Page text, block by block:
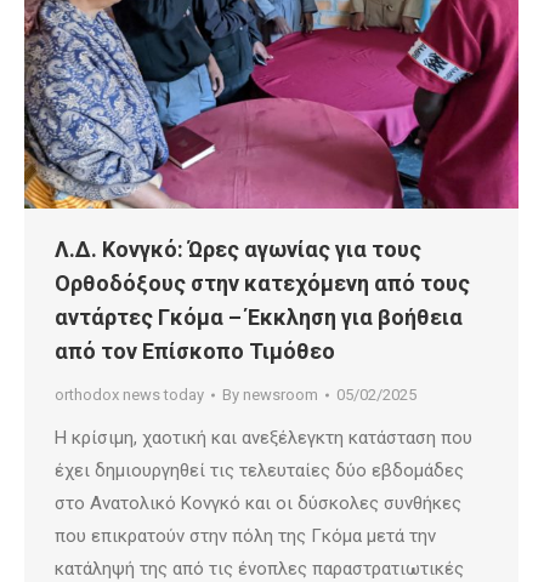
Λ.Δ. Κονγκό: Ώρες αγωνίας για τους
Ορθοδόξους στην κατεχόμενη από τους
αντάρτες Γκόμα – Έκκληση για βοήθεια
από τον Επίσκοπο Τιμόθεο
orthodox news today By newsroom 05/02/2025
Η κρίσιμη, χαοτική και ανεξέλεγκτη κατάσταση που
έχει δημιουργηθεί τις τελευταίες δύο εβδομάδες
στο Ανατολικό Κονγκό και οι δύσκολες συνθήκες
που επικρατούν στην πόλη της Γκόμα μετά την
κατάληψή της από τις ένοπλες παραστρατιωτικές